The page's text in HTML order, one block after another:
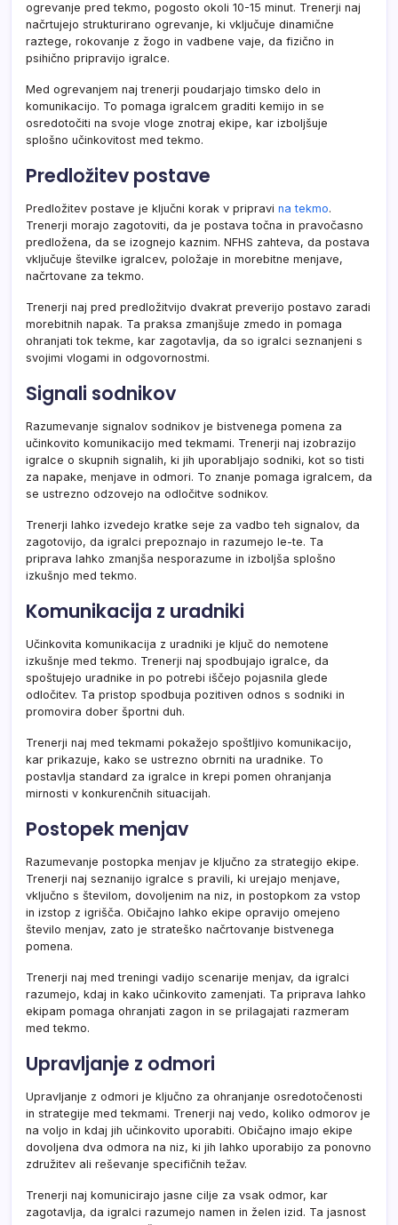
ogrevanje pred tekmo, pogosto okoli 10-15 minut. Trenerji naj
načrtujejo strukturirano ogrevanje, ki vključuje dinamične
raztege, rokovanje z žogo in vadbene vaje, da fizično in
psihično pripravijo igralce.
Med ogrevanjem naj trenerji poudarjajo timsko delo in
komunikacijo. To pomaga igralcem graditi kemijo in se
osredotočiti na svoje vloge znotraj ekipe, kar izboljšuje
splošno učinkovitost med tekmo.
Predložitev postave
Predložitev postave je ključni korak v pripravi na tekmo.
Trenerji morajo zagotoviti, da je postava točna in pravočasno
predložena, da se izognejo kaznim. NFHS zahteva, da postava
vključuje številke igralcev, položaje in morebitne menjave,
načrtovane za tekmo.
Trenerji naj pred predložitvijo dvakrat preverijo postavo zaradi
morebitnih napak. Ta praksa zmanjšuje zmedo in pomaga
ohranjati tok tekme, kar zagotavlja, da so igralci seznanjeni s
svojimi vlogami in odgovornostmi.
Signali sodnikov
Razumevanje signalov sodnikov je bistvenega pomena za
učinkovito komunikacijo med tekmami. Trenerji naj izobrazijo
igralce o skupnih signalih, ki jih uporabljajo sodniki, kot so tisti
za napake, menjave in odmori. To znanje pomaga igralcem, da
se ustrezno odzovejo na odločitve sodnikov.
Trenerji lahko izvedejo kratke seje za vadbo teh signalov, da
zagotovijo, da igralci prepoznajo in razumejo le-te. Ta
priprava lahko zmanjša nesporazume in izboljša splošno
izkušnjo med tekmo.
Komunikacija z uradniki
Učinkovita komunikacija z uradniki je ključ do nemotene
izkušnje med tekmo. Trenerji naj spodbujajo igralce, da
spoštujejo uradnike in po potrebi iščejo pojasnila glede
odločitev. Ta pristop spodbuja pozitiven odnos s sodniki in
promovira dober športni duh.
Trenerji naj med tekmami pokažejo spoštljivo komunikacijo,
kar prikazuje, kako se ustrezno obrniti na uradnike. To
postavlja standard za igralce in krepi pomen ohranjanja
mirnosti v konkurenčnih situacijah.
Postopek menjav
Razumevanje postopka menjav je ključno za strategijo ekipe.
Trenerji naj seznanijo igralce s pravili, ki urejajo menjave,
vključno s številom, dovoljenim na niz, in postopkom za vstop
in izstop z igrišča. Običajno lahko ekipe opravijo omejeno
število menjav, zato je strateško načrtovanje bistvenega
pomena.
Trenerji naj med treningi vadijo scenarije menjav, da igralci
razumejo, kdaj in kako učinkovito zamenjati. Ta priprava lahko
ekipam pomaga ohranjati zagon in se prilagajati razmeram
med tekmo.
Upravljanje z odmori
Upravljanje z odmori je ključno za ohranjanje osredotočenosti
in strategije med tekmami. Trenerji naj vedo, koliko odmorov je
na voljo in kdaj jih učinkovito uporabiti. Običajno imajo ekipe
dovoljena dva odmora na niz, ki jih lahko uporabijo za ponovno
združitev ali reševanje specifičnih težav.
Trenerji naj komunicirajo jasne cilje za vsak odmor, kar
zagotavlja, da igralci razumejo namen in želen izid. Ta jasnost